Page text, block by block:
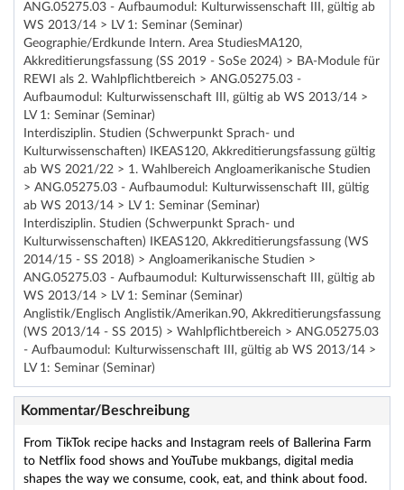
ANG.05275.03 - Aufbaumodul: Kulturwissenschaft III, gültig ab
WS 2013/14 > LV 1: Seminar (Seminar)
Geographie/Erdkunde Intern. Area StudiesMA120,
Akkreditierungsfassung (SS 2019 - SoSe 2024) > BA-Module für
REWI als 2. Wahlpflichtbereich > ANG.05275.03 -
Aufbaumodul: Kulturwissenschaft III, gültig ab WS 2013/14 >
LV 1: Seminar (Seminar)
Interdisziplin. Studien (Schwerpunkt Sprach- und
Kulturwissenschaften) IKEAS120, Akkreditierungsfassung gültig
ab WS 2021/22 > 1. Wahlbereich Angloamerikanische Studien
> ANG.05275.03 - Aufbaumodul: Kulturwissenschaft III, gültig
ab WS 2013/14 > LV 1: Seminar (Seminar)
Interdisziplin. Studien (Schwerpunkt Sprach- und
Kulturwissenschaften) IKEAS120, Akkreditierungsfassung (WS
2014/15 - SS 2018) > Angloamerikanische Studien >
ANG.05275.03 - Aufbaumodul: Kulturwissenschaft III, gültig ab
WS 2013/14 > LV 1: Seminar (Seminar)
Anglistik/Englisch Anglistik/Amerikan.90, Akkreditierungsfassung
(WS 2013/14 - SS 2015) > Wahlpflichtbereich > ANG.05275.03
- Aufbaumodul: Kulturwissenschaft III, gültig ab WS 2013/14 >
LV 1: Seminar (Seminar)
Kommentar/Beschreibung
From TikTok recipe hacks and Instagram reels of Ballerina Farm
to Netflix food shows and YouTube mukbangs, digital media
shapes the way we consume, cook, eat, and think about food.